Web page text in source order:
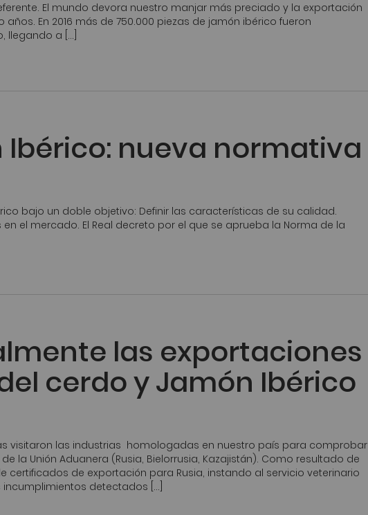
El mundo devora nuestro manjar más preciado y la exportación
En 2016 más de 750.000 piezas de jamón ibérico fueron
llegando a […]
Ibérico: nueva normativa
bajo un doble objetivo: Definir las características de su calidad.
el mercado. El Real decreto por el que se aprueba la Norma de la
las exportaciones
cerdo y Jamón Ibérico
visitaron las industrias homologadas en nuestro país para comprobar
la Unión Aduanera (Rusia, Bielorrusia, Kazajistán). Como resultado de
certificados de exportación para Rusia, instando al servicio veterinario
detectados […]